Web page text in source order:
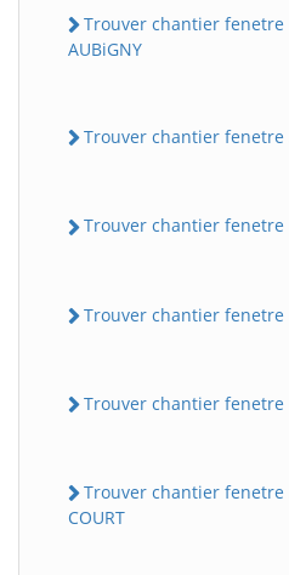
Trouver chantier fenetre
AUBiGNY
Trouver chantier fenetre
Trouver chantier fenetre
Trouver chantier fenetre
Trouver chantier fenetre
Trouver chantier fenetre
COURT